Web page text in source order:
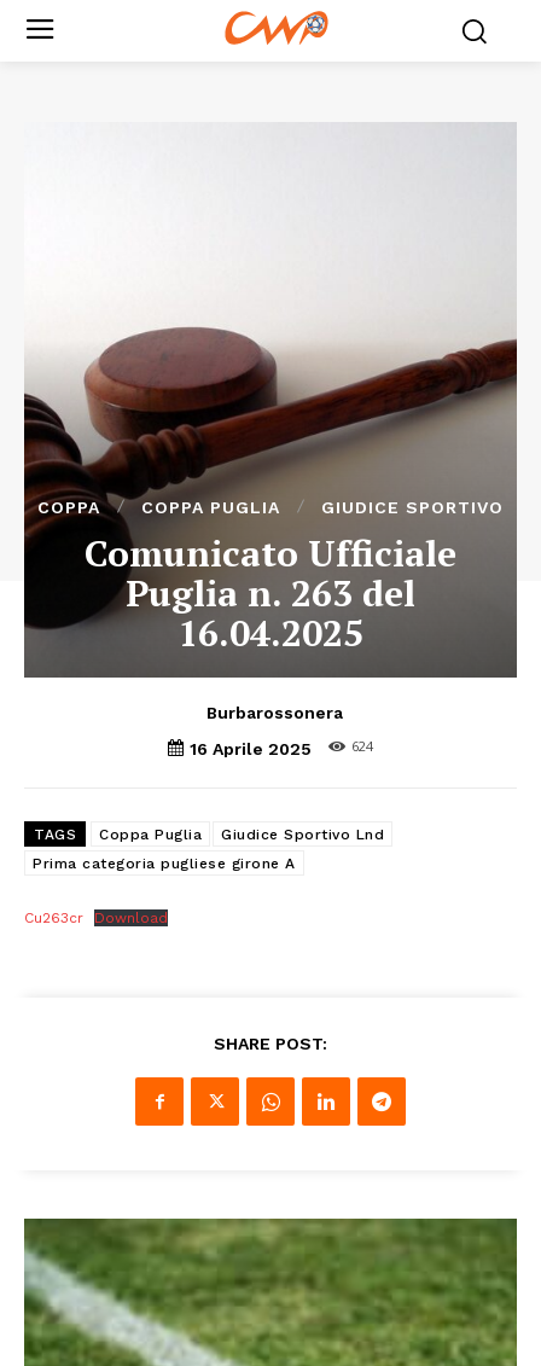
COPPA COPPA PUGLIA GIUDICE SPORTIVO
Comunicato Ufficiale
Puglia n. 263 del
16.04.2025
Burbarossonera
16 Aprile 2025
624
TAGS Coppa Puglia
Giudice Sportivo Lnd
Prima categoria pugliese girone A
Cu263cr Download
SHARE POST: